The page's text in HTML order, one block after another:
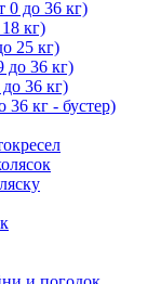
0 до 36 кг)
кг)
25 кг)
до 36 кг)
36 кг)
36 кг - бустер)